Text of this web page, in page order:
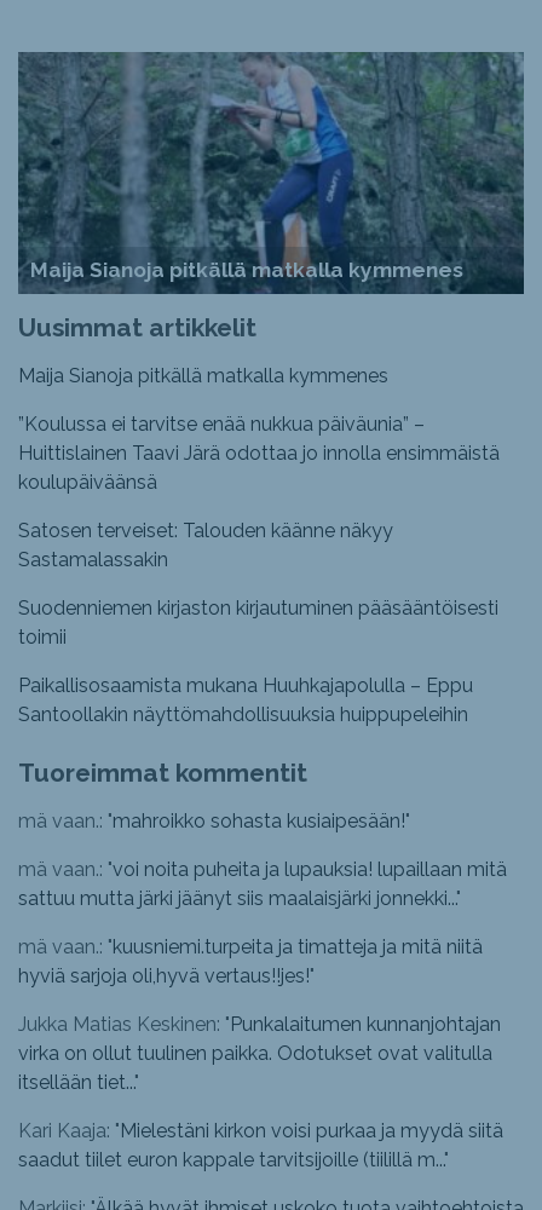
Maija Sianoja pitkällä matkalla kymmenes
Uusimmat artikkelit
Maija Sianoja pitkällä matkalla kymmenes
”Koulussa ei tarvitse enää nukkua päiväunia” –
Huittislainen Taavi Järä odottaa jo innolla ensimmäistä
koulupäiväänsä
Satosen terveiset: Talouden käänne näkyy
Sastamalassakin
Suodenniemen kirjaston kirjautuminen pääsääntöisesti
toimii
Paikallisosaamista mukana Huuhkajapolulla – Eppu
Santoollakin näyttömahdollisuuksia huippupeleihin
Tuoreimmat kommentit
mä vaan.: "mahroikko sohasta kusiaipesään!"
mä vaan.: "voi noita puheita ja lupauksia! lupaillaan mitä
sattuu mutta järki jäänyt siis maalaisjärki jonnekki..."
mä vaan.: "kuusniemi.turpeita ja timatteja ja mitä niitä
hyviä sarjoja oli,hyvä vertaus!!jes!"
Jukka Matias Keskinen: " Punkalaitumen kunnanjohtajan
virka on ollut tuulinen paikka. Odotukset ovat valitulla
itsellään tiet..."
Kari Kaaja: " Mielestäni kirkon voisi purkaa ja myydä siitä
saadut tiilet euron kappale tarvitsijoille (tiilillä m..."